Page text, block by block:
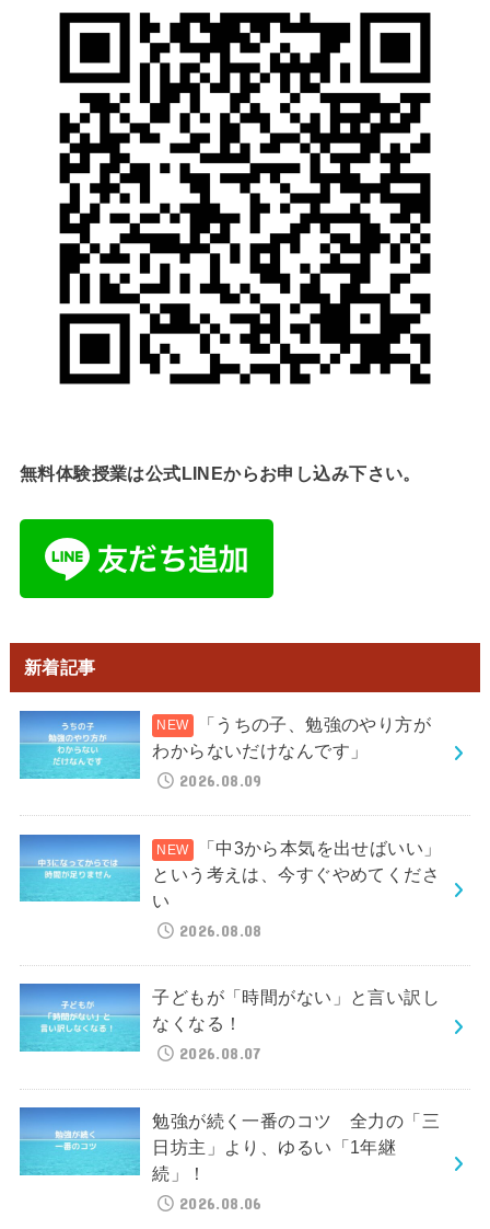
無料体験授業は公式LINEからお申し込み下さい。
新着記事
「うちの子、勉強のやり方が
わからないだけなんです」
2026.08.09
「中3から本気を出せばいい」
という考えは、今すぐやめてくださ
い
2026.08.08
子どもが「時間がない」と言い訳し
なくなる！
2026.08.07
勉強が続く一番のコツ 全力の「三
日坊主」より、ゆるい「1年継
続」！
2026.08.06